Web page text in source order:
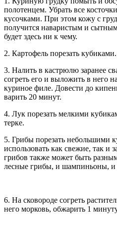
полотенцем. Убрать все
кусочками. При этом кожу с
получится наваристым и
будет здесь ни к чему.
2. Картофель порезать кубиками.
3. Налить в кастрюлю заранее
согреть его и выложить в него
куриное филе. Довести до
варить 20 минут.
4. Лук порезать мелкими
терке.
5. Грибы порезать небольшими
использовать как свежие, так
грибов также может быть
лесные грибы, и шампиньоны, и
6. На сковороде согреть
него морковь, обжарить 1